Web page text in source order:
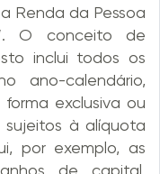
Renda da Pessoa
O conceito de
inclui todos os
ano-calendário,
exclusiva ou
à alíquota
por exemplo, as
de capital,